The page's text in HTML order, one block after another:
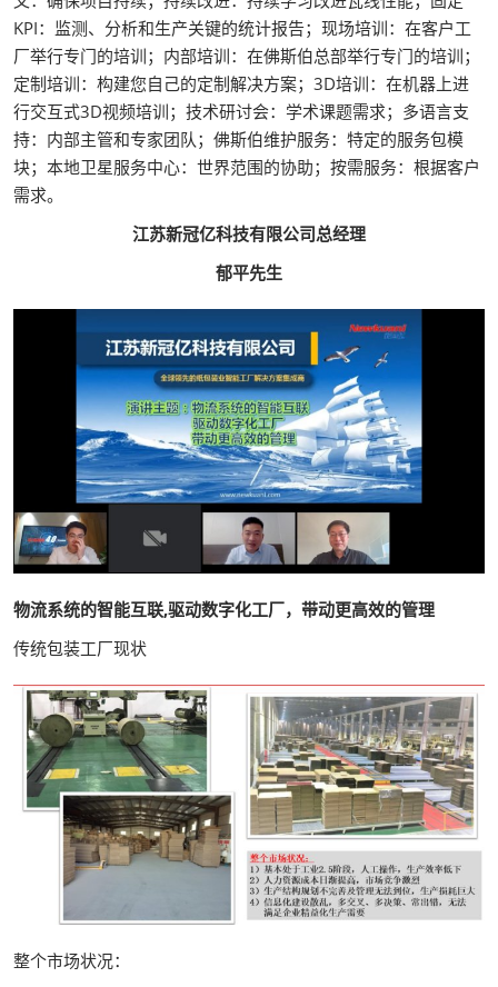
KPI：监测、分析和生产关键的统计报告；现场培训：在客户工
厂举行专门的培训；内部培训：在佛斯伯总部举行专门的培训；
定制培训：构建您自己的定制解决方案；3D培训：在机器上进
行交互式3D视频培训；技术研讨会：学术课题需求；多语言支
持：内部主管和专家团队；佛斯伯维护服务：特定的服务包模
块；本地卫星服务中心：世界范围的协助；按需服务：根据客户
需求。
江苏新冠亿科技有限公司总经理
郁平先生
物流系统的智能互联,驱动数字化工厂，带动更高效的管理
传统包装工厂现状
整个市场状况：